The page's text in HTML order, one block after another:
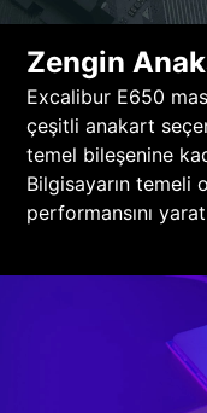
Zengin
Excalibur E650
çeşitli anakart
temel bileşenine
Bilgisayarın temeli
performansını